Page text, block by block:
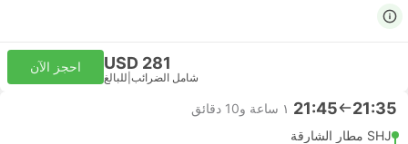
USD 281
شامل الضرائب للبالغ
احجز الآن
21:35
21:45 ١ ساعة و‫10 دقائق
SHJ مطار الشارقة